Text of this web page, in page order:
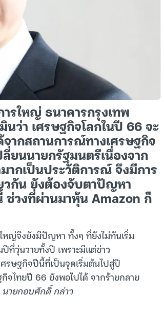
รใหญ่ ธนาคารกรุงเทพ
ว่า เศรษฐกิจโลกในปี 66 จะ
ากสถานการณ์ทางเศรษฐกิจ
ยนนายกรัฐมนตรีเนื่องจาก
กเป็นประวัติการณ์ จึงมีการ
วกัน ยังต้องจับตาปัญหา
ช่วงที่ผ่านมาหุ้น Amazon ก็
หญ่จึงยังมีปัญหา ทั้งๆ ที่ยังไม่ทันเริ่ม
ที่วุ่นวายทั้งปี เพราะมีแต่ข่าว
รษฐกิจปีนี้ที่เป็นจุดเริ่มต้นไปสู่ปี
จไทยปี 66 ยังพอไปได้ จากร้ายกลาย
นายกอบศักดิ์ กล่าว